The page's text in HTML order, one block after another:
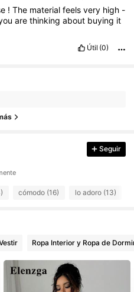
!The materialfeelsvery high -
arethinkingabout buying it
Útil (0)
Seguir
cómodo (16) lo adoro (13)
Ropa Interior y Ropa de